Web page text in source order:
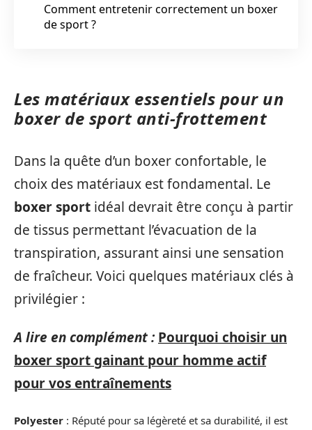
Comment entretenir correctement un boxer
de sport ?
Les matériaux essentiels pour un
boxer de sport anti-frottement
Dans la quête d’un boxer confortable, le
choix des matériaux est fondamental. Le
boxer sport idéal devrait être conçu à partir
de tissus permettant l’évacuation de la
transpiration, assurant ainsi une sensation
de fraîcheur. Voici quelques matériaux clés à
privilégier :
A lire en complément : Pourquoi choisir un
boxer sport gainant pour homme actif
pour vos entraînements
Polyester : Réputé pour sa légèreté et sa durabilité, il est